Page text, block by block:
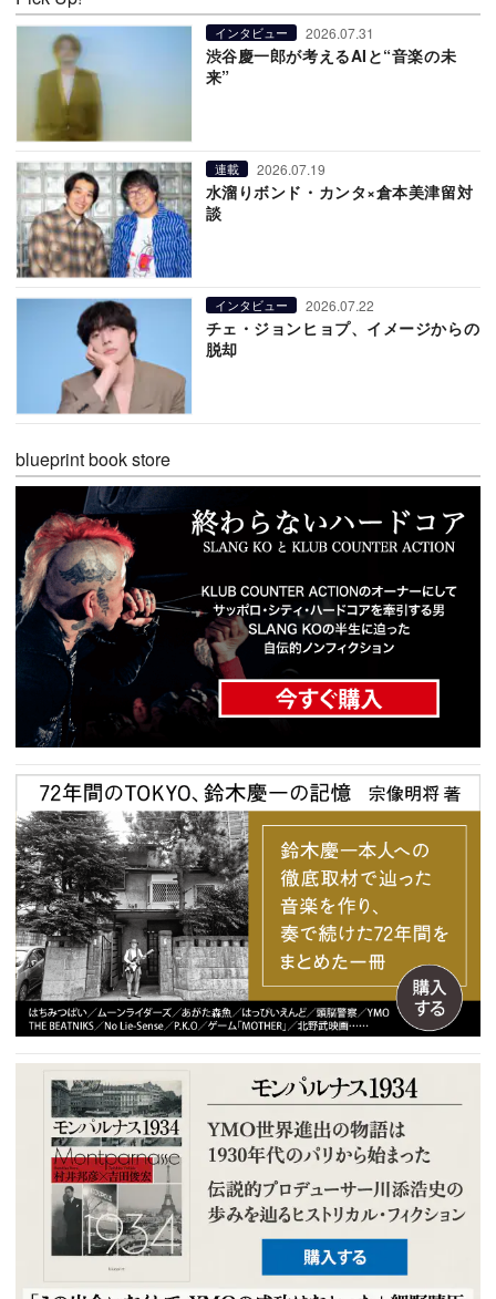
インタビュー 2026.07.31
渋谷慶一郎が考えるAIと“音楽の未
来”
連載 2026.07.19
水溜りボンド・カンタ×倉本美津留対
談
インタビュー 2026.07.22
チェ・ジョンヒョプ、イメージからの
脱却
blueprint book store